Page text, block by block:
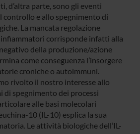
d’altra parte, sono gli eventi
controllo e allo spegnimento di
La mancata regolazione
corrisponde infatti alla
della produzione/azione
come conseguenza l’insorgere
croniche o autoimmuni.
rivolto il nostro interesse allo
di spegnimento dei processi
alle basi molecolari
10 (IL-10) esplica la sua
Le attività biologiche dell’IL-